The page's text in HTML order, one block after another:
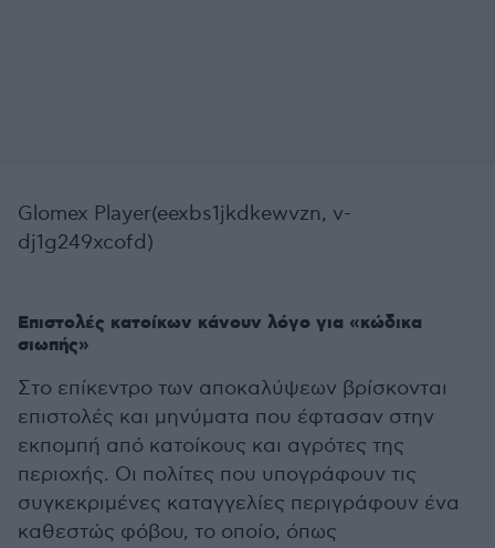
Glomex Player(eexbs1jkdkewvzn, v-
dj1g249xcofd)
Επιστολές κατοίκων κάνουν λόγο για «κώδικα
σιωπής»
Στο επίκεντρο των αποκαλύψεων βρίσκονται
επιστολές και μηνύματα που έφτασαν στην
εκπομπή από κατοίκους και αγρότες της
περιοχής. Οι πολίτες που υπογράφουν τις
συγκεκριμένες καταγγελίες περιγράφουν ένα
καθεστώς φόβου, το οποίο, όπως